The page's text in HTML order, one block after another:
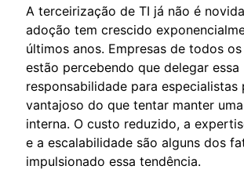
A terceirização de TI já não é
adoção tem crescido
últimos anos. Empresas de todos
estão percebendo que delegar essa
responsabilidade para especialistas
vantajoso do que tentar manter
interna. O custo reduzido, a
e a escalabilidade são alguns dos
impulsionado essa tendência.